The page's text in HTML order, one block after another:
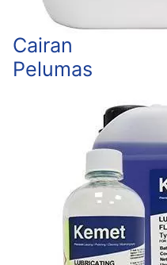
Cairan
Pelumas